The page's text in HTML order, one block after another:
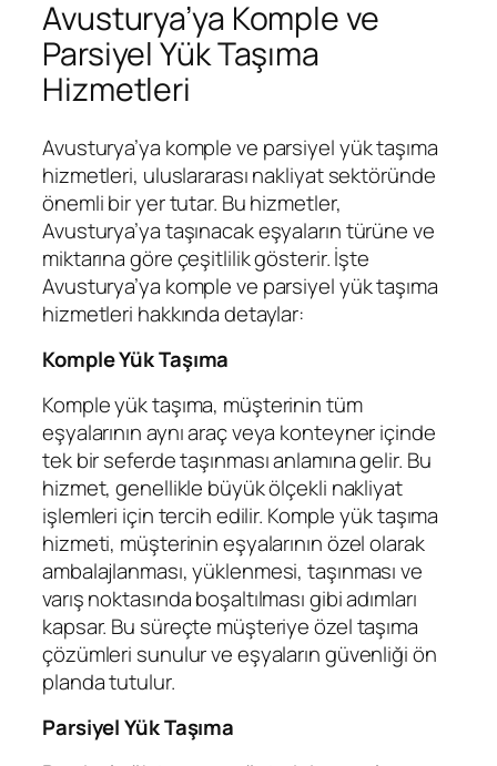
Avusturya’ya Komple ve
Parsiyel Yük Taşıma
Hizmetleri
Avusturya’ya komple ve parsiyel yük taşıma
hizmetleri, uluslararası nakliyat sektöründe
önemli bir yer tutar. Bu hizmetler,
Avusturya’ya taşınacak eşyaların türüne ve
miktarına göre çeşitlilik gösterir. İşte
Avusturya’ya komple ve parsiyel yük taşıma
hizmetleri hakkında detaylar:
Komple Yük Taşıma
Komple yük taşıma, müşterinin tüm
eşyalarının aynı araç veya konteyner içinde
tek bir seferde taşınması anlamına gelir. Bu
hizmet, genellikle büyük ölçekli nakliyat
işlemleri için tercih edilir. Komple yük taşıma
hizmeti, müşterinin eşyalarının özel olarak
ambalajlanması, yüklenmesi, taşınması ve
varış noktasında boşaltılması gibi adımları
kapsar. Bu süreçte müşteriye özel taşıma
çözümleri sunulur ve eşyaların güvenliği ön
planda tutulur.
Parsiyel Yük Taşıma